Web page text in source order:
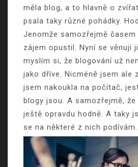
měla blog, a to hlavně o
psala taky různé pohádky.
Jenomže samozřejmě
zájem opustil. Nyní se věnuji
myslím si, že blogování už
jako dříve. Nicméně jsem ale
jsem nakoukla na počítač,
blogy jsou. A samozřejmě,
ještě opravdu hodně. A taky
se na některé z nich podívám.